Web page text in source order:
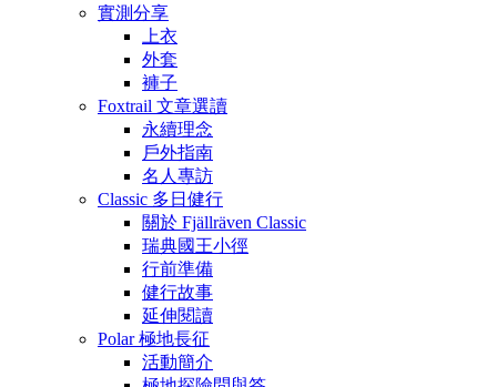
實測分享
上衣
外套
褲子
Foxtrail 文章選讀
永續理念
戶外指南
名人專訪
Classic 多日健行
關於 Fjällräven Classic
瑞典國王小徑
行前準備
健行故事
延伸閱讀
Polar 極地長征
活動簡介